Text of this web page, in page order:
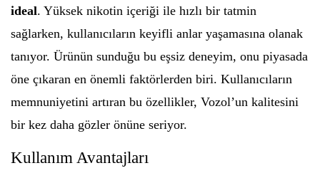
ideal. Yüksek nikotin içeriği ile hızlı bir tatmin
sağlarken, kullanıcıların keyifli anlar yaşamasına olanak
tanıyor. Ürünün sunduğu bu eşsiz deneyim, onu piyasada
öne çıkaran en önemli faktörlerden biri. Kullanıcıların
memnuniyetini artıran bu özellikler, Vozol’un kalitesini
bir kez daha gözler önüne seriyor.
Kullanım Avantajları